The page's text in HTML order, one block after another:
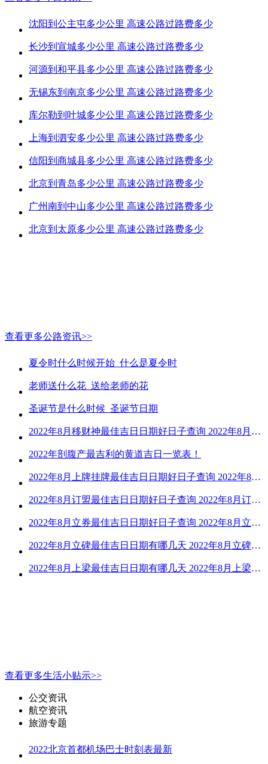
沈阳到公主屯多少公里 高速公路过路费多少
长沙到宣城多少公里 高速公路过路费多少
河源到和平县多少公里 高速公路过路费多少
无锡东到南京多少公里 高速公路过路费多少
库尔勒到叶城多少公里 高速公路过路费多少
上海到泗安多少公里 高速公路过路费多少
信阳到商城县多少公里 高速公路过路费多少
北京到青岛多少公里 高速公路过路费多少
广州南到中山多少公里 高速公路过路费多少
北京到太原多少公里 高速公路过路费多少
查看更多公路资讯>>
夏令时什么时候开始_什么是夏令时
老师送什么花_送给老师的花
圣诞节是什么时候_圣诞节日期
2022年8月移财神最佳吉日日期好日子查询 2022年8月移财神吉日一览
2022年剖腹产最吉利的黄道吉日一览表！
2022年8月上牌挂牌最佳吉日日期好日子查询 2022年8月上牌吉日精选
2022年8月订盟最佳吉日日期好日子查询 2022年8月订盟黄道吉日一览
2022年8月立券最佳吉日日期好日子查询 2022年8月立券的黄道吉日一览
2022年8月立碑最佳吉日日期有哪几天 2022年8月立碑吉日查询
2022年8月上梁最佳吉日日期有哪几天 2022年8月上梁的黄道吉日
查看更多生活小贴示>>
公交资讯
航空资讯
旅游专题
2022北京首都机场巴士时刻表最新